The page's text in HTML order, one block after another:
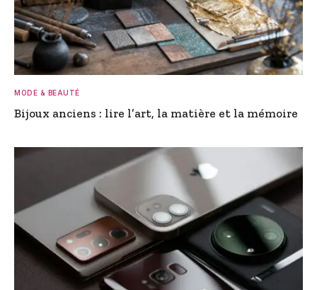
MODE & BEAUTÉ
Bijoux anciens : lire l’art, la matière et la mémoire